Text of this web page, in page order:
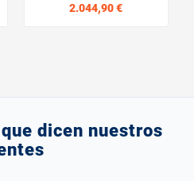
2.044,90 €
que dicen nuestros